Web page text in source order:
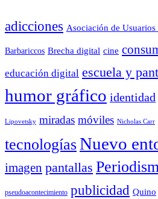
adicciones Asociación de
Barbariccos Brecha digital cine
educación digital escuela y
humor gráfico identidad
Lipovetsky miradas móviles Nicholas Carr
tecnologíasNuevo
imagen pantallas
pseudoacontecimiento publicidad Quino